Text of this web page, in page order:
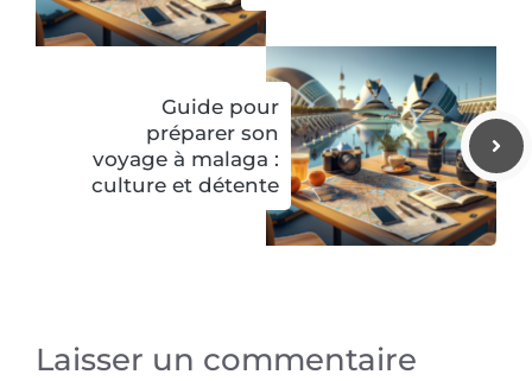
Guide pour
préparer son
voyage à malaga :
culture et détente
Laisser un commentaire